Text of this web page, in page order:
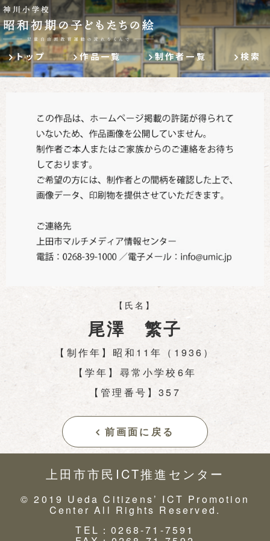
トップ 作品一覧 制作者一覧 検索
【氏名】
尾澤 繁子
【制作年】昭和11年（1936）
【学年】尋常小学校6年
【管理番号】357
前画面に戻る
上田市市民ICT推進センター
© 2019 Ueda Citizens’ ICT Promotion
Center All Rights Reserved.
TEL：0268-71-7591